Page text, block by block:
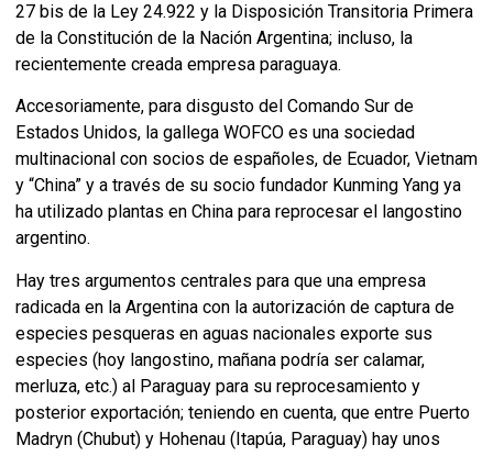
27 bis de la Ley 24.922 y la Disposición Transitoria Primera
de la Constitución de la Nación Argentina; incluso, la
recientemente creada empresa paraguaya.
Accesoriamente, para disgusto del Comando Sur de
Estados Unidos, la gallega WOFCO es una sociedad
multinacional con socios de españoles, de Ecuador, Vietnam
y “China” y a través de su socio fundador Kunming Yang ya
ha utilizado plantas en China para reprocesar el langostino
argentino.
Hay tres argumentos centrales para que una empresa
radicada en la Argentina con la autorización de captura de
especies pesqueras en aguas nacionales exporte sus
especies (hoy langostino, mañana podría ser calamar,
merluza, etc.) al Paraguay para su reprocesamiento y
posterior exportación; teniendo en cuenta, que entre Puerto
Madryn (Chubut) y Hohenau (Itapúa, Paraguay) hay unos